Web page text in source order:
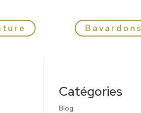
Bavardons
Catégories
Blog